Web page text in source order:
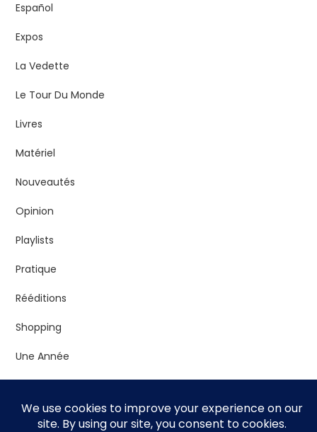
Español
Expos
La Vedette
Le Tour Du Monde
Livres
Matériel
Nouveautés
Opinion
Playlists
Pratique
Rééditions
Shopping
Une Année